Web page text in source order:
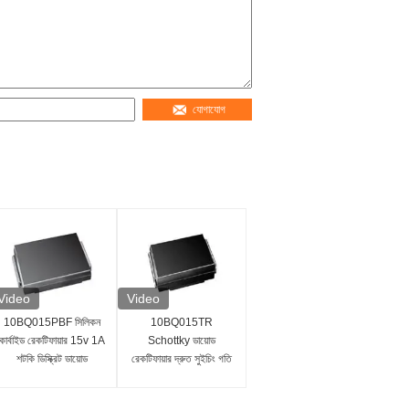
যোগাযোগ
10BQ015PBF সিলিকন
কার্বাইড রেকটিফায়ার 15v 1A
শটকি ডিস্ক্রিট ডায়োড
Video
10BQ015TR
Schottky ডায়োড
রেকটিফায়ার দ্রুত সুইচিং গতি